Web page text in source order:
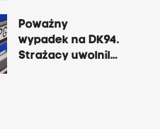
trasie do Krakowa
Poważny
wypadek na DK94.
Strażacy uwolnili